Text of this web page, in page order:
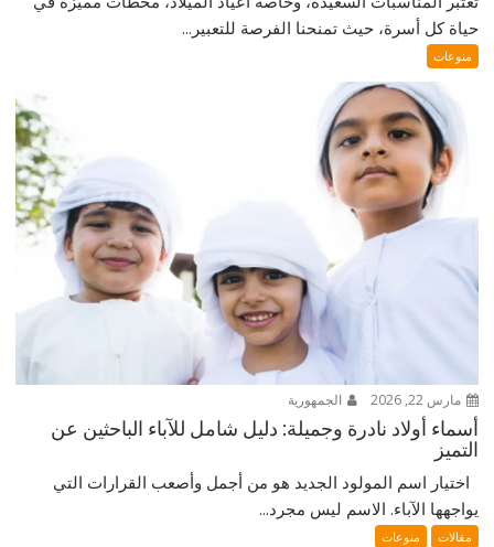
حياة كل أسرة، حيث تمنحنا الفرصة للتعبير...
منوعات
مارس 22, 2026 الجمهورية
أسماء أولاد نادرة وجميلة: دليل شامل للآباء الباحثين عن
التميز
اختيار اسم المولود الجديد هو من أجمل وأصعب القرارات التي
يواجهها الآباء. الاسم ليس مجرد...
مقالات منوعات